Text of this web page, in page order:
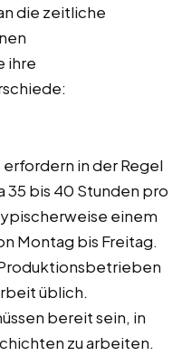
die zeitliche
ihre
in der Regel
bis 40 Stunden pro
einem
Montag bis Freitag.
üblich.
bereit sein, in
zu arbeiten.